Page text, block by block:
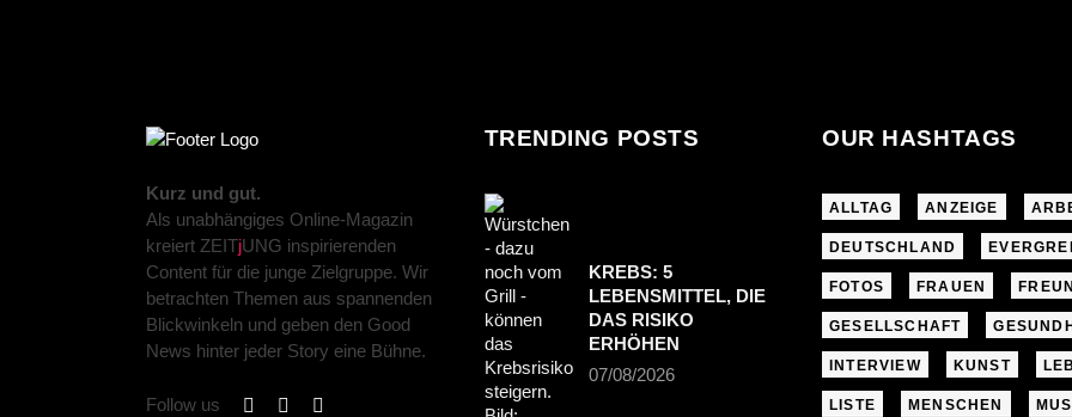
Kurz und gut.
Als unabhängiges Online-Magazin
kreiert ZEITjUNG inspirierenden
Content für die junge Zielgruppe. Wir
betrachten Themen aus spannenden
Blickwinkeln und geben den Good
News hinter jeder Story eine Bühne.
Follow us
TRENDING POSTS
KREBS: 5
LEBENSMITTEL, DIE
DAS RISIKO
ERHÖHEN
07/08/2026
OUR HASHTAGS
ALLTAG ANZEIGE
DEUTSCHLAND
FOTOS FRAUEN
GESELLSCHAFT
INTERVIEW KUNST
LISTE MENSCHEN